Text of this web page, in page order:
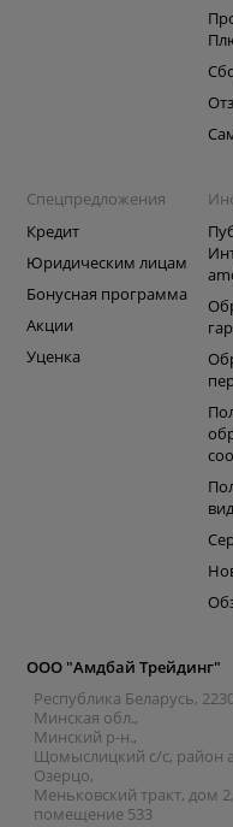
Спецпредложения
Кредит
Юридическим лицам
Бонусная программа
Акции
Уценка
ООО "Амдбай Трейдинг"
Республика Беларусь,
Минская обл.,
Минский р-н.,
Щомыслицкий с/с, район
Озерцо,
Меньковский тракт, дом 2,
помещение 533